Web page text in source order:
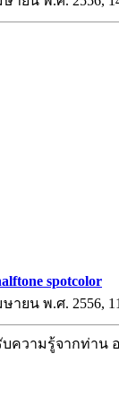
spotcolor
ายน พ.ศ. 2556,
ความรู้จากท่าน